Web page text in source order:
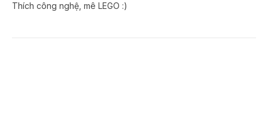
Thích công nghệ, mê LEGO :)